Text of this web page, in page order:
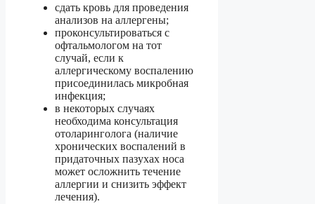
сдать кровь для проведения
анализов на аллергены;
проконсультироваться с
офтальмологом на тот
случай, если к
аллергическому воспалению
присоединилась микробная
инфекция;
в некоторых случаях
необходима консультация
отоларинголога (наличие
хронических воспалений в
придаточных пазухах носа
может осложнить течение
аллергии и снизить эффект
лечения).